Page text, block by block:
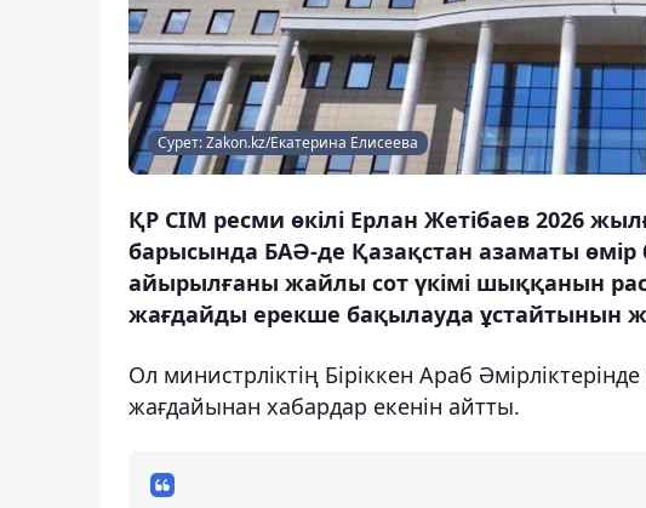
Сурет: Zakon.kz/Екатерина Елисеева
ҚР СІМ ресми өкілі Ерлан Жетібаев 2026
барысында БАӘ-де Қазақстан азаматы
айырылғаны жайлы сот үкімі шыққанын
жағдайды ерекше бақылауда ұстайтынын
Ол министрліктің Біріккен Араб
жағдайынан хабардар екенін айтты.